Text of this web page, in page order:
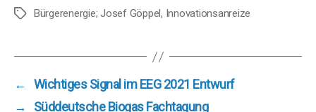
Schlagwörter
Bürgerenergie; Josef Göppel, Innovationsanreize
←
Wichtiges Signal im EEG 2021 Entwurf
→
Süddeutsche Biogas Fachtagung